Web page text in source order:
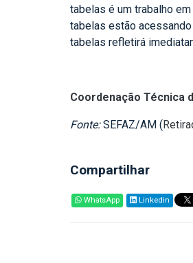
tabelas é um trabalho
tabelas estão
tabelas refletirá
Coordenação Técnica
Fonte:SEFAZ/AM (
Compartilhar
WhatsApp Linkedin